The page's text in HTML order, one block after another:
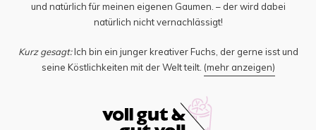
und natürlich für meinen eigenen Gaumen. – der wird dabei
natürlich nicht vernachlässigt!
Kurz gesagt:Ich bin ein junger kreativer Fuchs, der gerne isst und
seine Köstlichkeiten mit der Welt teilt. (mehr anzeigen)